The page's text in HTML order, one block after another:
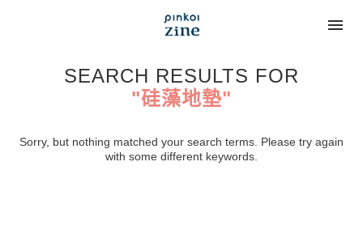
SEARCH RESULTS FOR
"硅藻地墊"
Sorry, but nothing matched your search terms. Please try again
with some different keywords.